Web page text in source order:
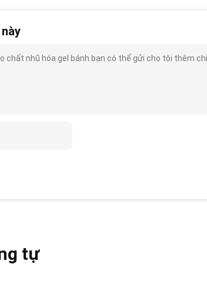
chất nhũ hóa gel bánh bạn có thể gửi cho tôi thêm
tự